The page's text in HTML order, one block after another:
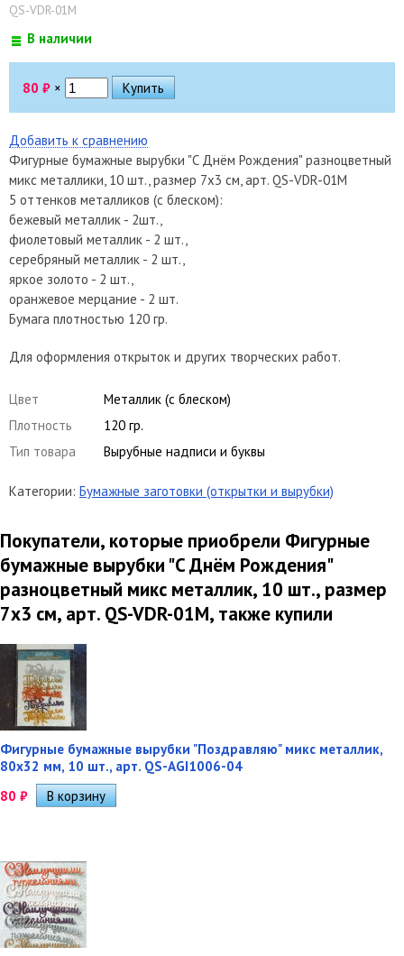
QS-VDR-01M
В наличии
80 ₽ ×
Добавить к сравнению
Фигурные бумажные вырубки "C Днём Рождения" разноцветный
микс металлики, 10 шт., размер 7х3 см, арт. QS-VDR-01M
5 оттенков металликов (с блеском):
бежевый металлик - 2шт.,
фиолетовый металлик - 2 шт.,
серебряный металлик - 2 шт.,
яркое золото - 2 шт.,
оранжевое мерцание - 2 шт.
Бумага плотностью 120 гр.
Для оформления открыток и других творческих работ.
Цвет
Металлик (с блеском)
Плотность
120 гр.
Тип товара
Вырубные надписи и буквы
Категории: Бумажные заготовки (открытки и вырубки)
Покупатели, которые приобрели Фигурные
бумажные вырубки "C Днём Рождения"
разноцветный микс металлик, 10 шт., размер
7х3 см, арт. QS-VDR-01M, также купили
Фигурные бумажные вырубки "Поздравляю" микс металлик,
80х32 мм, 10 шт., арт. QS-AGI1006-04
80 ₽